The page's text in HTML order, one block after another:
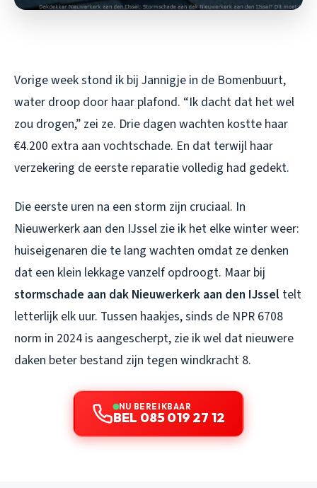
Vorige week stond ik bij Jannigje in de Bomenbuurt,
water droop door haar plafond. “Ik dacht dat het wel
zou drogen,” zei ze. Drie dagen wachten kostte haar
€4.200 extra aan vochtschade. En dat terwijl haar
verzekering de eerste reparatie volledig had gedekt.
Die eerste uren na een storm zijn cruciaal. In
Nieuwerkerk aan den IJssel zie ik het elke winter weer:
huiseigenaren die te lang wachten omdat ze denken
dat een klein lekkage vanzelf opdroogt. Maar bij
stormschade aan dak Nieuwerkerk aan den IJssel telt
letterlijk elk uur. Tussen haakjes, sinds de NPR 6708
norm in 2024 is aangescherpt, zie ik wel dat nieuwere
daken beter bestand zijn tegen windkracht 8.
NU BEREIKBAAR
BEL 085 019 27 12